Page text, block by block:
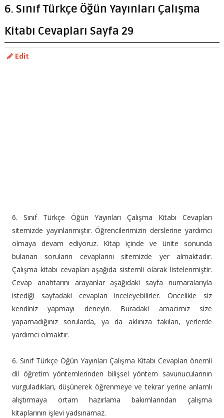
6. Sınıf Türkçe Öğün Yayınları Çalışma
Kitabı Cevapları Sayfa 29
Edit
6. Sınıf Türkçe Öğün Yayınları Çalışma Kitabı Cevapları
sitemizde yayınlanmıştır. Öğrencilerimizin derslerine yardımcı
olmaya devam ediyoruz. Kitap içinde ve ünite sonunda
bulanan soruların cevaplarını sitemizde yer almaktadır.
Çalışma kitabı cevapları aşağıda sistemli olarak listelenmiştir.
Cevap anahtarını arayanlar aşağıdaki sayfa numaralarıyla
istediği sayfadaki cevapları inceleyebilirler. Öncelikle siz
kendiniz yapmayı deneyin. Buradaki amacımız size
yapamadığınız sorularda, ya da aklınıza takılan, yerlerde
yardımcı olmaktır.
6. Sınıf Türkçe Öğün Yayınları Çalışma Kitabı Cevapları önemli
dil öğretim yöntemlerinden bilişsel yöntem savunucularının
vurguladıkları, düşünerek öğrenmeye ve tekrar yerine anlamlı
alıştırmaya ortam hazırlama bakımlarından çalışma
kitaplarının işlevi yadsınamaz.